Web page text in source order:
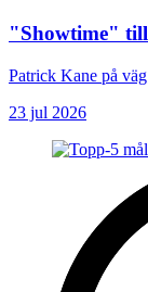
"Showtime"
Patrick Kane på
23 jul 2026